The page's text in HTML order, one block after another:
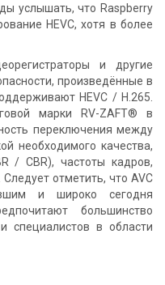
услышать, что Raspberry
HEVC, хотя в более
и другие
произведённые в
HEVC / H.265.
марки RV-ZAFT® в
переключения между
необходимого качества,
/ CBR), частоты кадров,
отметить, что AVC
и широко сегодня
большинство
специалистов в области